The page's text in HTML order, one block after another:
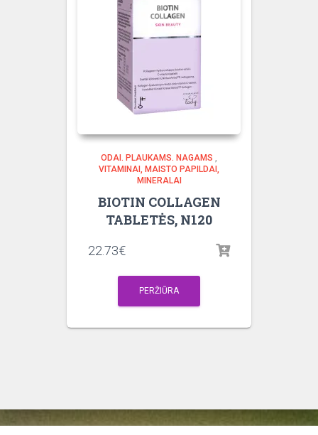
ODAI. PLAUKAMS. NAGAMS ,
VITAMINAI, MAISTO PAPILDAI,
MINERALAI
BIOTIN COLLAGEN
TABLETĖS, N120
22.73€
PERŽIŪRA